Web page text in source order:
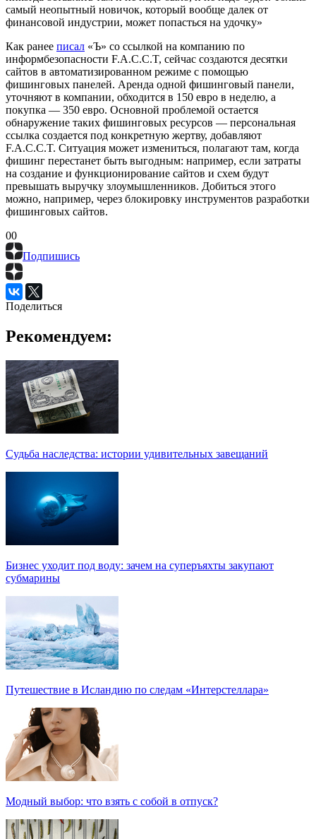
самый неопытный новичок, который вообще далек от
финансовой индустрии, может попасться на удочку»
Как ранее писал «Ъ» со ссылкой на компанию по
информбезопасности F.A.C.C.T, сейчас создаются десятки
сайтов в автоматизированном режиме с помощью
фишинговых панелей. Аренда одной фишинговый панели,
уточняют в компании, обходится в 150 евро в неделю, а
покупка — 350 евро. Основной проблемой остается
обнаружение таких фишинговых ресурсов — персональная
ссылка создается под конкретную жертву, добавляют
F.A.C.C.T. Ситуация может измениться, полагают там, когда
фишинг перестанет быть выгодным: например, если затраты
на создание и функционирование сайтов и схем будут
превышать выручку злоумышленников. Добиться этого
можно, например, через блокировку инструментов разработки
фишинговых сайтов.
00
Подпишись
Поделиться
Рекомендуем:
Судьба наследства: истории удивительных завещаний
Бизнес уходит под воду: зачем на суперъяхты закупают
субмарины
Путешествие в Исландию по следам «Интерстеллара»
Модный выбор: что взять с собой в отпуск?